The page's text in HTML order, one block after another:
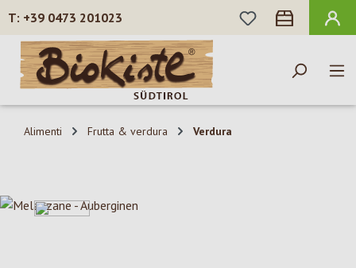
Passa al contenuto principale
+39 0473 201023
HAI 0 ARTICOLI
Alimenti Frutta & verdura Verdura
Salta la galleria di immagini